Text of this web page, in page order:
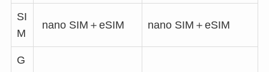
SI
M
nano SIM＋eSIM nano SIM＋eSIM
G